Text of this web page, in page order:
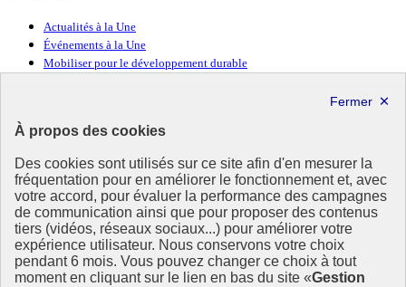
À propos des cookies
Des cookies sont utilisés sur ce site afin d'en mesurer la
fréquentation pour en améliorer le fonctionnement et, avec
votre accord, pour évaluer la performance des campagnes
de communication ainsi que pour proposer des contenus
tiers (vidéos, réseaux sociaux...) pour améliorer votre
expérience utilisateur. Nous conservons votre choix
pendant 6 mois. Vous pouvez changer ce choix à tout
moment en cliquant sur le lien en bas du site «Gestion
Actualités à la Une
Événements à la Une
Mobiliser pour le développement durable
Ressources
Ressources
La Méth’ODD
Gouvernement
Ce site propose l’information de référence concernant l’Agenda
2030 et la feuille de route de la France. Il valorise la mobilisation de